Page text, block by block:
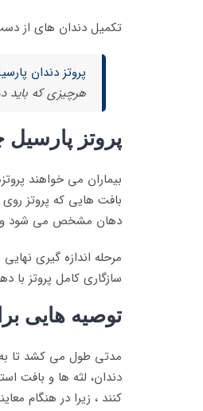
تکمیل دندان های از
پروتز دندان
هرچیزی که باید
پروتز
بیماران می خواهند
بافت هایی که پروتز روی
دهان مشخص می شود و
مرحله اندازه گیری
سازگاری کامل پروتز با
توصیه هایی
دندان، لثه ها و بافت
کنند ، زیرا در هنگام